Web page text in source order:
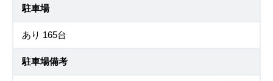
駐車場
あり 165台
駐車場備考